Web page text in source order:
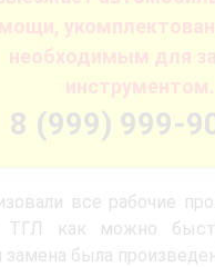
необходимым для
инструментом.
8 (999) 999-
все рабочие
как можно
была